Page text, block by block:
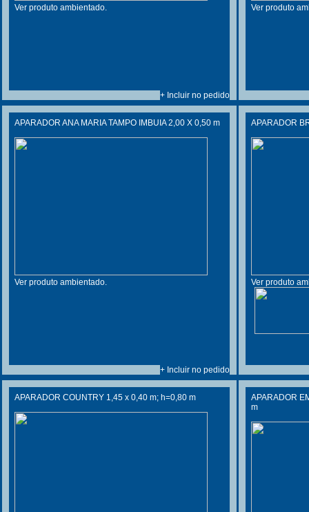
Ver produto ambientado.
+ Incluir no pedido
Ver produto
APARADOR ANA MARIA TAMPO IMBUIA 2,00 X 0,50 m
Ver produto ambientado.
+ Incluir no pedido
APARADOR
Ver produto
APARADOR COUNTRY 1,45 x 0,40 m; h=0,80 m
APARADOR
m